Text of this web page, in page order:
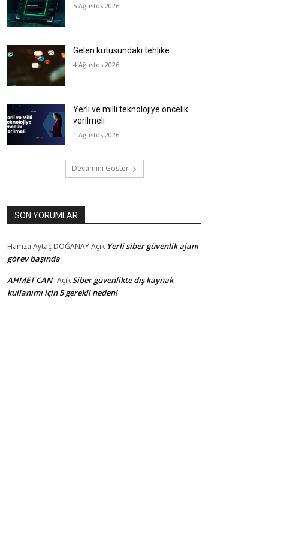
5 Ağustos 2026
Gelen kutusundaki tehlike
4 Ağustos 2026
Yerli ve milli teknolojiye öncelik
verilmeli
1 Ağustos 2026
Devamını Göster
SON YORUMLAR
Hamza Aytaç DOĞANAYAçık Yerli siber güvenlik ajanı
görev başında
AHMET CAN AçıkSiber güvenlikte dış kaynak
kullanımı için 5 gerekli neden!